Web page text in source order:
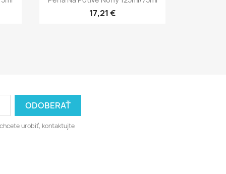
17,21 €
urobiť, kontaktujte